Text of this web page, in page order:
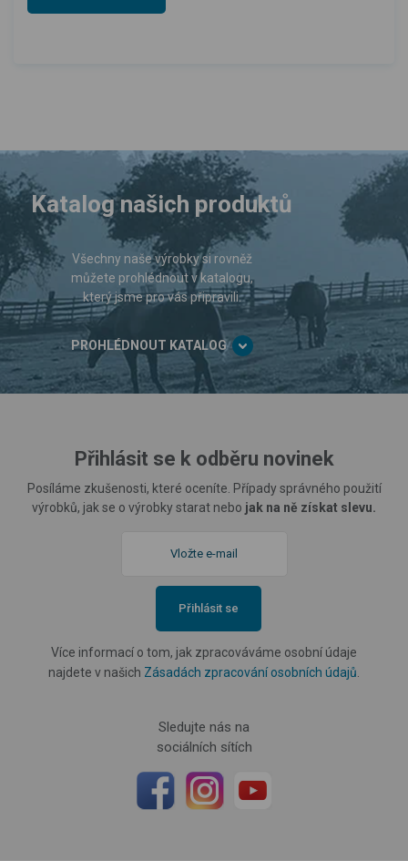
Katalog našich produktů
Všechny naše výrobky si rovněž
můžete prohlédnout v katalogu,
který jsme pro vás připravili.
PROHLÉDNOUT KATALOG
Přihlásit se k odběru novinek
Posíláme zkušenosti, které oceníte. Případy správného použití
výrobků, jak se o výrobky starat nebo jak na ně získat slevu.
Přihlásit se
Více informací o tom, jak zpracováváme osobní údaje
najdete v našich Zásadách zpracování osobních údajů
Sledujte nás na
sociálních sítích